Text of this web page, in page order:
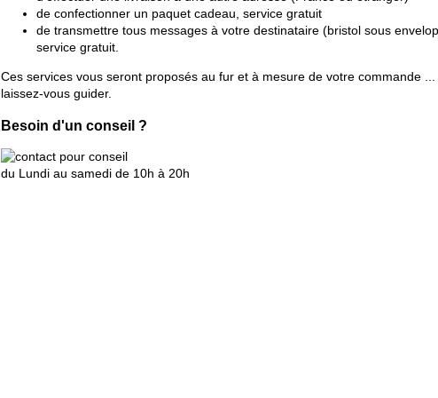
de confectionner un paquet cadeau, service gratuit
de transmettre tous messages à votre destinataire (bristol sous
service gratuit.
Ces services vous seront proposés au fur et à mesure de votre commande ...
laissez-vous guider.
Besoin d'un conseil ?
du Lundi au samedi de 10h à 20h